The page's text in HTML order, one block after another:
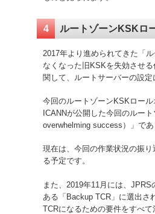
4 ルートゾーンKSKロ
2017年より進められてきた「
なくなった旧KSKを失効させ
関して、ルートサーバーの設
今回のルートゾーンKSKロー
ICANNが公開した今回のルー
overwhelming success）」で
現在は、今回の作業状況の振
る予定です。
また、2019年11月には、
ある「Backup TCR」に選出さ
TCRになるための要件をすべ